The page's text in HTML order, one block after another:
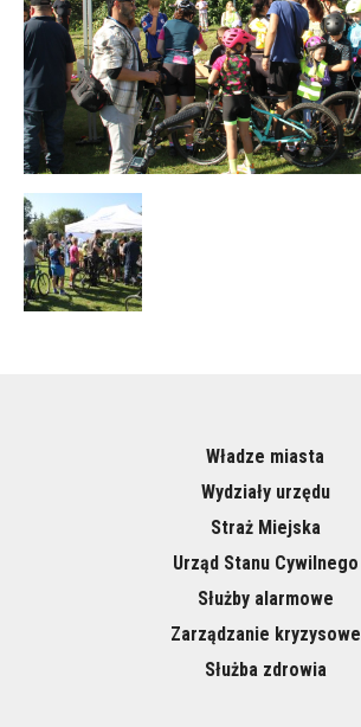
Władze miasta
Wydziały urzędu
Straż Miejska
Urząd Stanu Cywilnego
Służby alarmowe
Zarządzanie kryzysowe
Służba zdrowia